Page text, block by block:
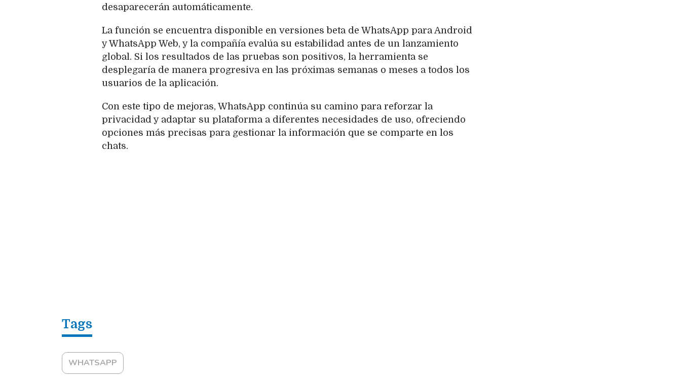
desaparecerán automáticamente.
La función se encuentra disponible en versiones beta de WhatsApp para Android
y WhatsApp Web, y la compañía evalúa su estabilidad antes de un lanzamiento
global. Si los resultados de las pruebas son positivos, la herramienta se
desplegaría de manera progresiva en las próximas semanas o meses a todos los
usuarios de la aplicación.
Con este tipo de mejoras, WhatsApp continúa su camino para reforzar la
privacidad y adaptar su plataforma a diferentes necesidades de uso, ofreciendo
opciones más precisas para gestionar la información que se comparte en los
chats.
WHATSAPP